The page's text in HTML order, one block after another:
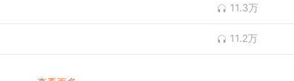
11.3万
11.2万